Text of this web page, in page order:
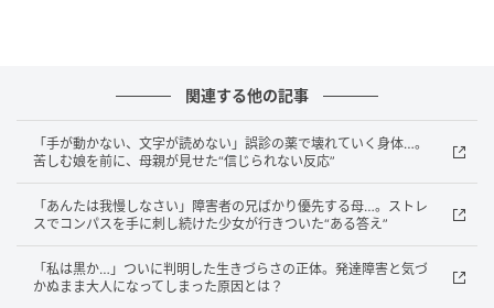
関連する他の記事
「手が動かない、文字が読めない」誤診の薬で壊れていく身体…。
苦しむ娘を前に、母親が見せた“信じられない反応”
「あんたは我慢しなさい」障害者の兄ばかり優先する母…。ストレ
スでコンパスを手に刺し続けた少女が行きついた“ある答え”
「私は黒か…」ついに判明した生きづらさの正体。発達障害と気づ
かぬまま大人になってしまった原因とは？